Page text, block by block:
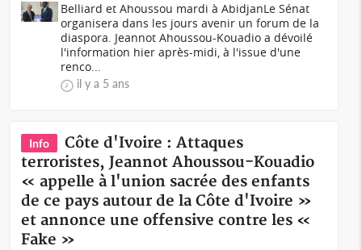
Belliard et Ahoussou mardi à AbidjanLe Sénat
organisera dans les jours avenir un forum de la
diaspora. Jeannot Ahoussou-Kouadio a dévoilé
l'information hier après-midi, à l'issue d'une
renco...
il y a 5 ans
Info
Côte d'Ivoire : Attaques
terroristes, Jeannot Ahoussou-Kouadio
« appelle à l'union sacrée des enfants
de ce pays autour de la Côte d'Ivoire »
et annonce une offensive contre les «
Fake »